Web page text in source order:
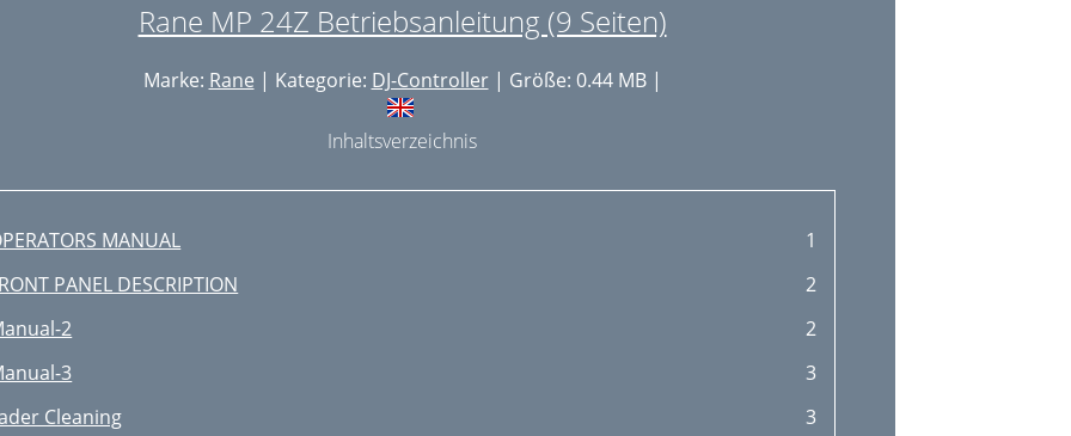
Rane MP 24Z Betriebsanleitung (9 Seiten)
Marke: Rane | Kategorie: DJ-Controller| Größe: 0.44 MB |
Inhaltsverzeichnis
MANUAL
1
PANEL DESCRIPTION
2
2
2
3
3
Cleaning
3